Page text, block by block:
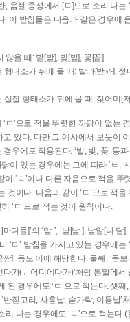
, 음절 종성에서 [ㄷ]으로 소리 나는
. 이 받침들은 다음과 같은 경우에
을 때: 밭[받], 빚[빋], 꽃[꼳]
태소가 뒤에 올 때: 밭과[받꽈], 젖
질 형태소가 뒤에 올 때: 젖어미[
ㄷ’으로 적을 뚜렷한 까닭이 없는
고 있다. 다만 그 예시에서 보듯이
우에도 적용된다. ‘밭, 빚, 꽃’ 등
이 있는 경우에는 그에 따라 ‘ㅌ,
이 ‘ㄷ’이나 다른 자음으로 적을 뚜
것이다. 다음과 같이 ‘ㄷ’으로 적을
‘ㄷ’으로 적는 것이 원칙이다.
다들]’의 ‘맏-’, ‘낟[낟ː], 낟알[나ː달
‘ㄷ’ 받침을 가지고 있는 경우에는
짱]’ 등도 이에 해당한다. 둘째, ‘돋
가(←어디에다가)’처럼 본말에서
된 경우에도 ‘ㄷ’으로 적는다. 셋째
짇고리, 사흗날, 숟가락, 이튿날’처
리 나는 경우에도 ‘ㄷ’으로 적는다